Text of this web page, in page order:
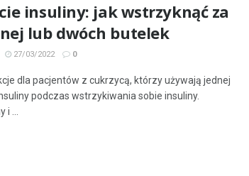
insuliny: jak wstrzyknąć za
lub dwóch butelek
27/03/2022 0
dla pacjentów z cukrzycą, którzy używają jednej
podczas wstrzykiwania sobie insuliny.
...